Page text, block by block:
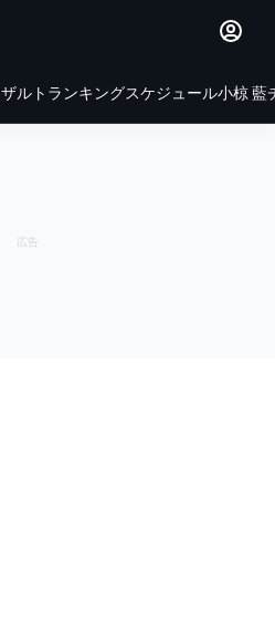
ルト ランキングスケジュール小椋 藍